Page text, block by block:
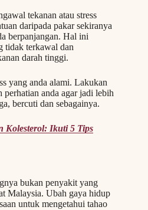
tekanan atau stress
daripada pakar sekiranya
berpanjangan. Hal ini
tidak terkawal dan
darah tinggi.
yang anda alami. Lakukan
anda agar jadi lebih
bercuti dan sebagainya.
Kolesterol: Ikuti 5 Tips
bukan penyakit yang
Malaysia. Ubah gaya hidup
untuk mengetahui tahao